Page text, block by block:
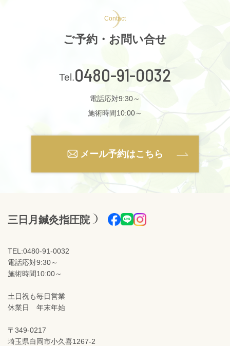
Contact
ご予約・お問い合せ
0480-91-0032
電話応対9:30～
施術時間10:00～
メール予約はこちら
三日月鍼灸指圧院
TEL:0480-91-0032
電話応対9:30～
施術時間10:00～
土日祝も毎日営業
休業日 年末年始
〒349-0217
埼玉県白岡市小久喜1267-2